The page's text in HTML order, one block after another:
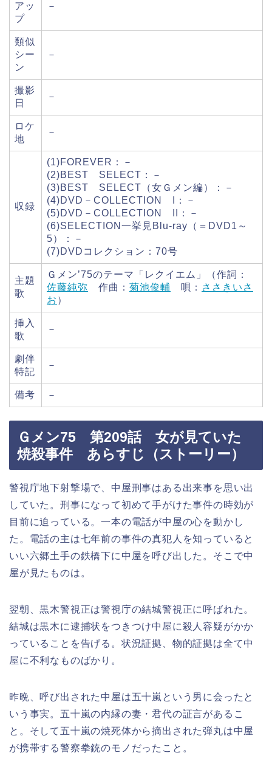
アッ
プ
－
類似
シー
ン
－
撮影
日
－
ロケ
地
－
収録
(1)FOREVER：－
(2)BEST SELECT：－
(3)BEST SELECT（女Ｇメン編）：－
(4)DVD－COLLECTION I：－
(5)DVD－COLLECTION II：－
(6)SELECTION一挙見Blu-ray（＝DVD1～
5）：－
(7)DVDコレクション：70号
主題
歌
Ｇメン’75のテーマ「レクイエム」（作詞：
佐藤純弥 作曲： 菊池俊輔 唄： ささきいさ
お ）
挿入
歌
－
劇伴
特記
－
備考 －
Ｇメン75 第209話 女が見ていた
焼殺事件 あらすじ（ストーリー）
警視庁地下射撃場で、中屋刑事はある出来事を思い出
していた。刑事になって初めて手がけた事件の時効が
目前に迫っている。一本の電話が中屋の心を動かし
た。電話の主は七年前の事件の真犯人を知っていると
いい六郷土手の鉄橋下に中屋を呼び出した。そこで中
屋が見たものは。
翌朝、黒木警視正は警視庁の結城警視正に呼ばれた。
結城は黒木に逮捕状をつきつけ中屋に殺人容疑がかか
っていることを告げる。状況証拠、物的証拠は全て中
屋に不利なものばかり。
昨晩、呼び出された中屋は五十嵐という男に会ったと
いう事実。五十嵐の内縁の妻・君代の証言があるこ
と。そして五十嵐の焼死体から摘出された弾丸は中屋
が携帯する警察拳銃のモノだったこと。